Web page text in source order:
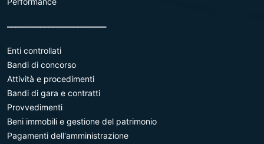
Enti controllati
Bandi di concorso
Attività e procedimenti
Bandi di gara e contratti
Provvedimenti
Beni immobili e gestione del patrimonio
Pagamenti dell'amministrazione